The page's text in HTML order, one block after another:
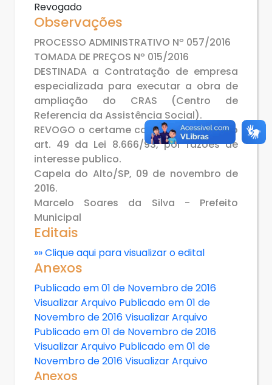
Revogado
Observações
PROCESSO ADMINISTRATIVO Nº 057/2016
TOMADA DE PREÇOS Nº 015/2016
DESTINADA a Contratação de empresa
especializada para executar a obra de
ampliação do CRAS (Centro de
Referencia da Assistência Social).
REVOGO o certame com fundamento no
art. 49 da Lei 8.666/93, por razões de
interesse publico.
Capela do Alto/SP, 09 de novembro de
2016.
Marcelo Soares da Silva - Prefeito
Municipal
Editais
»» Clique aqui para visualizar o edital
Anexos
Publicado em 01 de Novembro de 2016
Visualizar Arquivo Publicado em 01 de
Novembro de 2016Visualizar Arquivo
Publicado em 01 de Novembro de 2016
Visualizar Arquivo Publicado em 01 de
Novembro de 2016Visualizar Arquivo
Anexos